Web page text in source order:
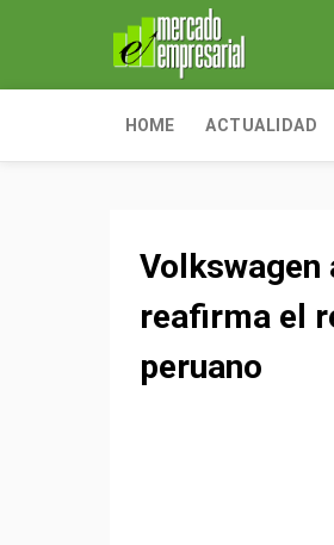
HOME ACTUALIDAD
reafirma el
peruano